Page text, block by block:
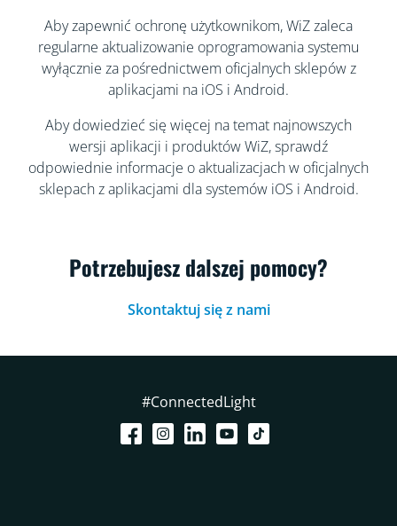
Aby zapewnić ochronę użytkownikom, WiZ zaleca
regularne aktualizowanie oprogramowania systemu
wyłącznie za pośrednictwem oficjalnych sklepów z
aplikacjami na iOS i Android.
Aby dowiedzieć się więcej na temat najnowszych
wersji aplikacji i produktów WiZ, sprawdź
odpowiednie informacje o aktualizacjach w oficjalnych
sklepach z aplikacjami dla systemów iOS i Android.
Potrzebujesz dalszej pomocy?
Skontaktuj się z nami
#ConnectedLight